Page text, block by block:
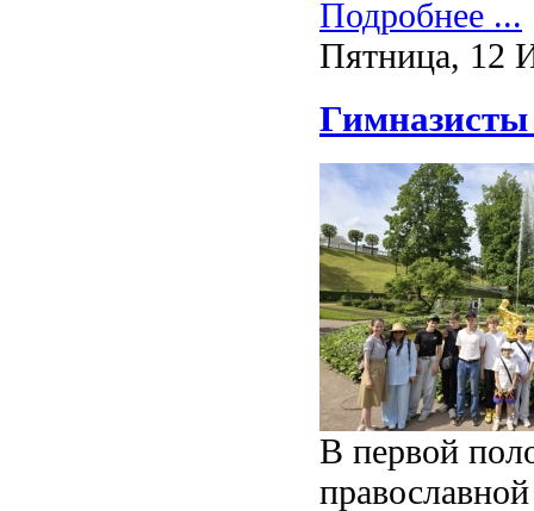
Подробнее ...
Пятница, 12
Гимназисты
В первой